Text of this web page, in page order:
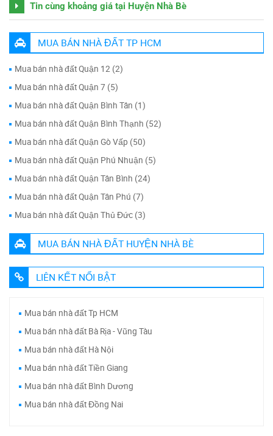
Tin cùng khoảng giá tại Huyện Nhà Bè
MUA BÁN NHÀ ĐẤT TP HCM
Mua bán nhà đất Quận 12 (2)
Mua bán nhà đất Quận 7 (5)
Mua bán nhà đất Quận Bình Tân (1)
Mua bán nhà đất Quận Bình Thạnh (52)
Mua bán nhà đất Quận Gò Vấp (50)
Mua bán nhà đất Quận Phú Nhuận (5)
Mua bán nhà đất Quận Tân Bình (24)
Mua bán nhà đất Quận Tân Phú (7)
Mua bán nhà đất Quận Thủ Đức (3)
MUA BÁN NHÀ ĐẤT HUYỆN NHÀ BÈ
LIÊN KẾT NỔI BẬT
Mua bán nhà đất Tp HCM
Mua bán nhà đất Bà Rịa - Vũng Tàu
Mua bán nhà đất Hà Nội
Mua bán nhà đất Tiền Giang
Mua bán nhà đất Bình Dương
Mua bán nhà đất Đồng Nai